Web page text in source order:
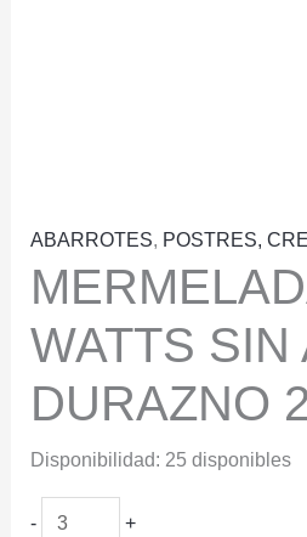
ABARROTES, POSTRES,
WATTS SIN
DURAZNO
Disponibilidad: 25 disponibles
-
MERMELADA
+